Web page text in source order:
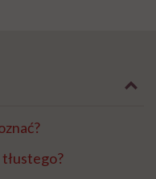
tłustego?